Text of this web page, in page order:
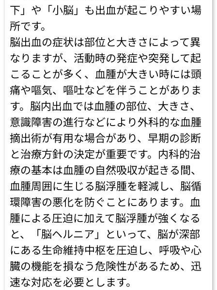
下」や「小脳」も出血が起こりやすい場
所です。
脳出血の症状は部位と大きさによって異
なりますが、活動時の発症や突発して起
こることが多く、血腫が大きい時には頭
痛や嘔気、嘔吐などを伴うことがありま
す。脳内出血では血腫の部位、大きさ、
意識障害の進行などにより外科的な血腫
摘出術が有用な場合があり、早期の診断
と治療方針の決定が重要です。内科的治
療の基本は血腫の自然吸収が起きる間、
血腫周囲に生じる脳浮腫を軽減し、脳循
環障害の悪化を防ぐことにあります。血
腫による圧迫に加えて脳浮腫が強くなる
と、「脳ヘルニア」といって、脳が深部
にある生命維持中枢を圧迫し、呼吸や心
臓の機能を損なう危険性があるため、迅
速な対応を必要とします。